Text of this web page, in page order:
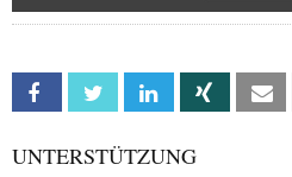
Facebook Twitter Linkedin Xing
UNTERSTÜTZUNG